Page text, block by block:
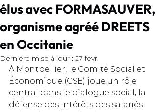
élus avec FORMASAUVER,
organisme agréé DREETS
en Occitanie
Dernière mise à jour : 27 févr.
À Montpellier, le Comité Social et
Économique (CSE) joue un rôle
central dans le dialogue social, la
défense des intérêts des salariés